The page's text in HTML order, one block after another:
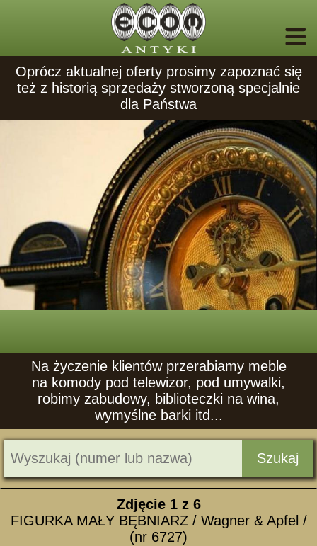
Oprócz aktualnej oferty prosimy zapoznać się
też z historią sprzedaży stworzoną specjalnie
dla Państwa
Na życzenie klientów przerabiamy meble
na komody pod telewizor, pod umywalki,
robimy zabudowy, biblioteczki na wina,
wymyślne barki itd...
Szukaj
Zdjęcie 1z 6
FIGURKA MAŁY BĘBNIARZ / Wagner & Apfel /
(nr 6727)